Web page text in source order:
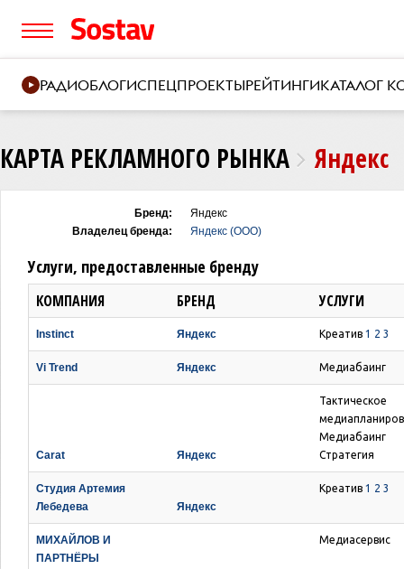
РАДИОБЛОГИСПЕЦПРОЕКТЫРЕЙТИНГИКАТАЛОГ
КАРТА РЕКЛАМНОГО РЫНКА Яндекс
Бренд:
Яндекс
Владелец бренда:
Яндекс (ООО)
Услуги, предоставленные бренду
КОМПАНИЯ БРЕНД УСЛУГИ
Instinct Яндекс Креатив 1 2 3
Vi Trend Яндекс Медиабаинг
Carat Яндекс
Тактическое
Медиабаинг
Стратегия
Студия Артемия
Лебедева
Яндекс
Креатив 1 2 3
МИХАЙЛОВ И
ПАРТНЁРЫ
Медиасервис